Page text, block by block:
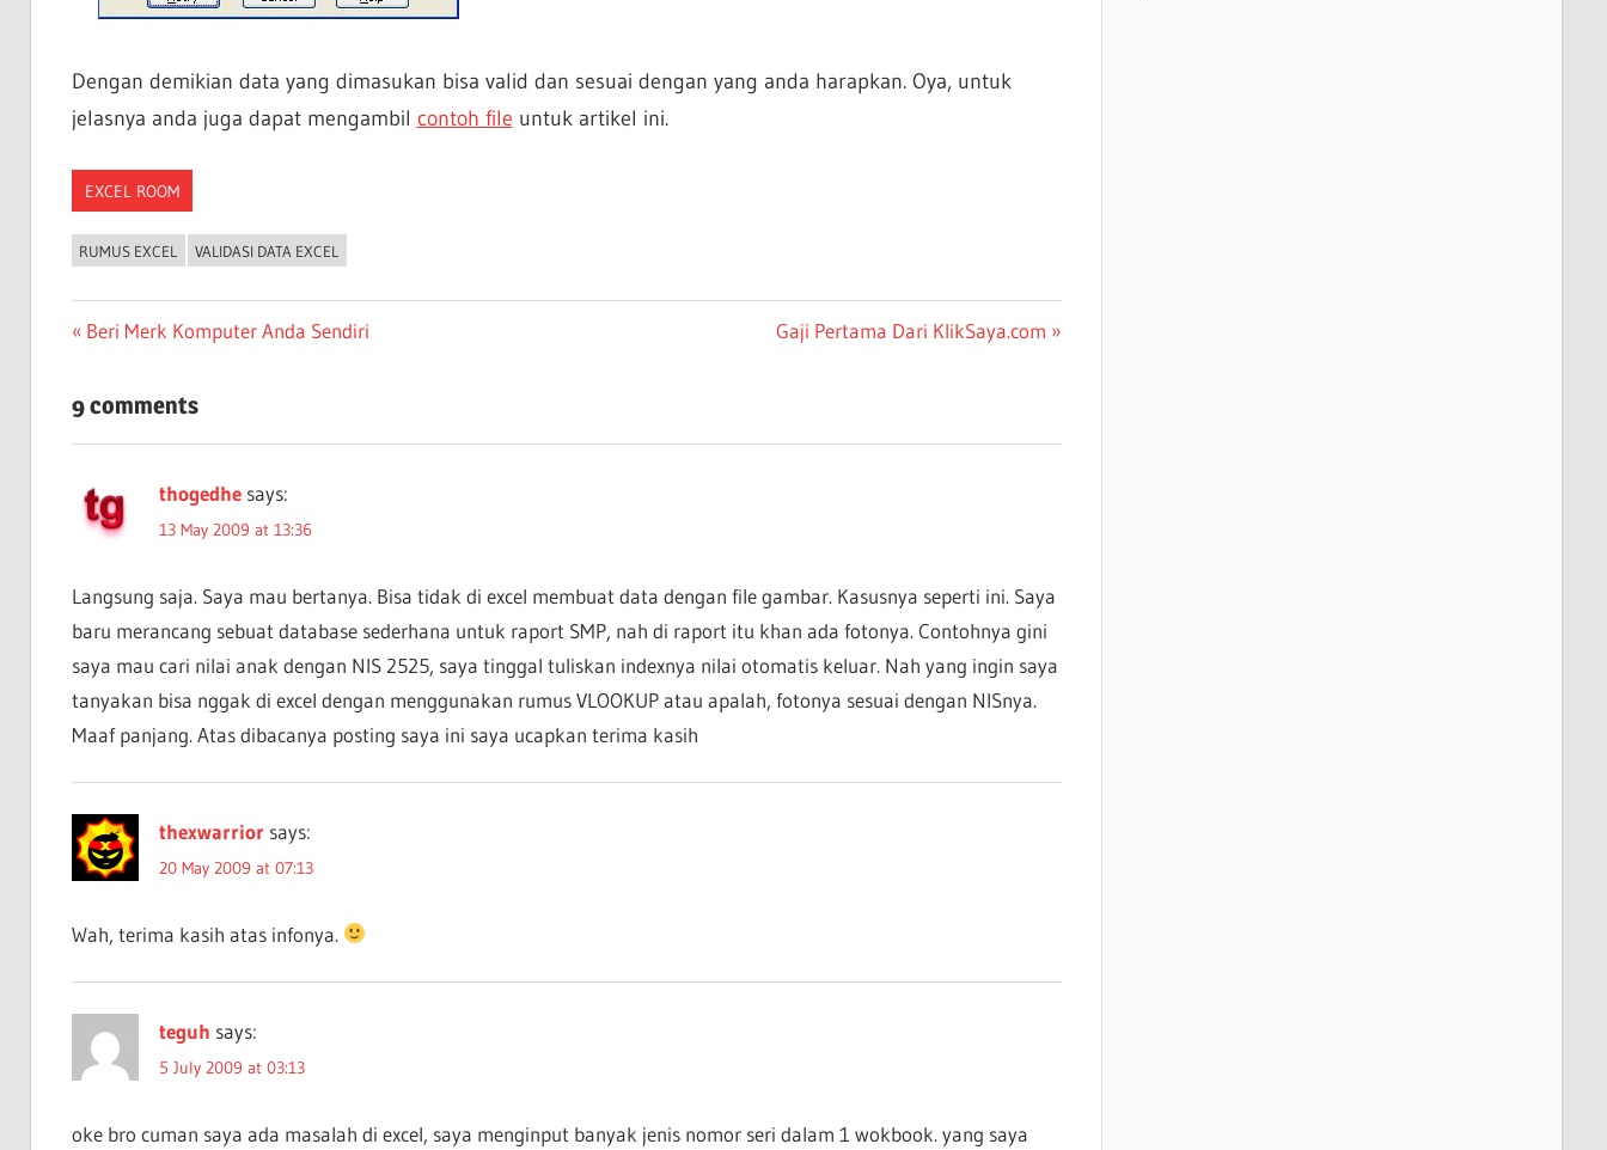
Dengan demikian data yang dimasukan bisa valid dan sesuai dengan yang anda harapkan. Oya, untuk
jelasnya anda juga dapat mengambil contoh file untuk artikel ini.
EXCEL ROOM
RUMUS EXCEL VALIDASI DATA EXCEL
Post
Previous
Beri Merk Komputer Anda Sendiri
Next
Gaji Pertama Dari KlikSaya.com
9 comments
thogedhe says:
13 May 2009 at 13:36
Langsung saja. Saya mau bertanya. Bisa tidak di excel membuat data dengan file gambar. Kasusnya seperti ini. Saya
baru merancang sebuat database sederhana untuk raport SMP, nah di raport itu khan ada fotonya. Contohnya gini
saya mau cari nilai anak dengan NIS 2525, saya tinggal tuliskan indexnya nilai otomatis keluar. Nah yang ingin saya
tanyakan bisa nggak di excel dengan menggunakan rumus VLOOKUP atau apalah, fotonya sesuai dengan NISnya.
Maaf panjang. Atas dibacanya posting saya ini saya ucapkan terima kasih
thexwarrior says:
20 May 2009 at 07:13
Wah, terima kasih atas infonya.
teguh says:
5 July 2009 at 03:13
oke bro cuman saya ada masalah di excel, saya menginput banyak jenis nomor seri dalam 1 wokbook. yang saya